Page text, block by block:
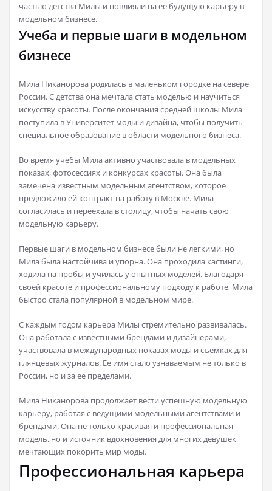
частью детства Милы и повлияли на ее будущую карьеру в
модельном бизнесе.
Учеба и первые шаги в модельном
бизнесе
Мила Никанорова родилась в маленьком городке на севере
России. С детства она мечтала стать моделью и научиться
искусству красоты. После окончания средней школы Мила
поступила в Университет моды и дизайна, чтобы получить
специальное образование в области модельного бизнеса.
Во время учебы Мила активно участвовала в модельных
показах, фотосессиях и конкурсах красоты. Она была
замечена известным модельным агентством, которое
предложило ей контракт на работу в Москве. Мила
согласилась и переехала в столицу, чтобы начать свою
модельную карьеру.
Первые шаги в модельном бизнесе были не легкими, но
Мила была настойчива и упорна. Она проходила кастинги,
ходила на пробы и училась у опытных моделей. Благодаря
своей красоте и профессиональному подходу к работе, Мила
быстро стала популярной в модельном мире.
С каждым годом карьера Милы стремительно развивалась.
Она работала с известными брендами и дизайнерами,
участвовала в международных показах моды и съемках для
глянцевых журналов. Ее имя стало узнаваемым не только в
России, но и за ее пределами.
Мила Никанорова продолжает вести успешную модельную
карьеру, работая с ведущими модельными агентствами и
брендами. Она не только красивая и профессиональная
модель, но и источник вдохновения для многих девушек,
мечтающих покорить мир моды.
Профессиональная карьера